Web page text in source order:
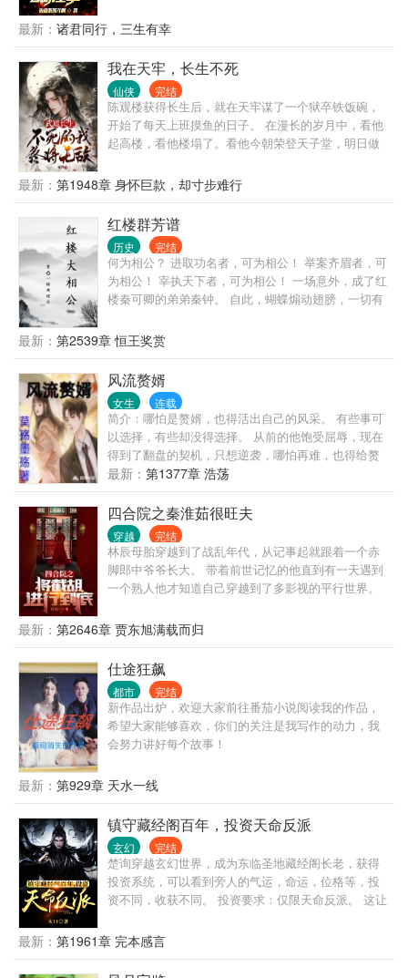
徒，也曾在声势巅峰之时，整个西南无人争锋。 也曾
锒铛入狱，三进三出，还完自己所有罪孽。 这是我的
故事，也是一个老江湖混子的回忆录，自白书。
最新： 诸君同行，三生有幸
我在天牢，长生不死
仙侠 完结
陈观楼获得长生后，就在天牢谋了一个狱卒铁饭碗，
开始了每天上班摸鱼的日子。 在漫长的岁月中，看他
起高楼，看他楼塌了。看他今朝荣登天子堂，明日做
贵，看他国破家亡。 变化的是岁月人生，不变的是长
生岁月。陈观楼熬死了宗师，熬死了大宗师，熬死了
一个个大佬，终究成为无敌的存在。
最新： 第1948章 身怀巨款，却寸步难行
红楼群芳谱
历史 完结
何为相公？ 进取功名者，可为相公！ 举案齐眉者，可
为相公！ 宰执天下者，可为相公！ 一场意外，成了红
楼秦可卿的弟弟秦钟。 自此，蝴蝶煽动翅膀，一切有
最新： 第2539章 恒王奖赏
风流赘婿
女生 连载
简介：哪怕是赘婿，也得活出自己的风采。 有些事可
以选择，有些却没得选择。 从前的他饱受屈辱，现在
得到了翻盘的契机，只想逆袭，哪怕再难，也得给赘
婿正名，来人间一趟，不能留有遗憾。 美人，江山，
我都要。
最新： 第1377章 浩荡
四合院之秦淮茹很旺夫
穿越 完结
林辰母胎穿越到了战乱年代，从记事起就跟着一个赤
脚郎中爷爷长大。 带着前世记忆的他直到有一天遇到
一个熟人他才知道自己穿越到了多影视的平行世界。
安排进了南锣鼓巷九十五号院。林辰也被娄振华安排
进了轧钢厂医务室…… 在林辰的呼唤中系统姗姗来
迟，系统是觉醒了但是需要截胡一个女主才能激活使
用。 林辰没有犹豫，这个时间段也没得选了。先激活
系统再说……谁知道从此一发不可收拾。 系统都激活
了还不享受人生，那还等什么？ ……
最新： 第2646章 贾东旭满载而归
仕途狂飙
都市 完结
新作品出炉，欢迎大家前往番茄小说阅读我的作品，
希望大家能够喜欢，你们的关注是我写作的动力，我
会努力讲好每个故事！
最新： 第929章 天水一线
镇守藏经阁百年，投资天命反派
玄幻 完结
楚询穿越玄幻世界，成为东临圣地藏经阁长老，获得
投资系统，可以看到旁人的气运，命运，位格等，投
资不同，收获不同。 投资要求：仅限天命反派。 这让
父，我给你抢来一位女帝。 二徒弟：师父要练神兵？
刚好我家有祖传仙金，师父等等我…… 小徒弟：我家
有一株绝世大药，活了七千年，我去采来给师父当药
最新： 第1961章 完本感言